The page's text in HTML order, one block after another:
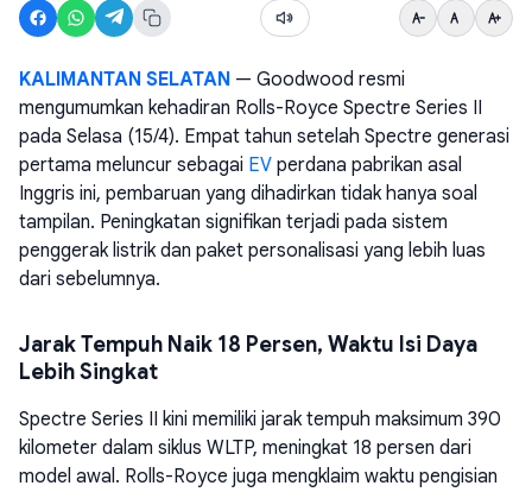
KALIMANTAN SELATAN — Goodwood resmi
mengumumkan kehadiran Rolls-Royce Spectre Series II
pada Selasa (15/4). Empat tahun setelah Spectre generasi
pertama meluncur sebagai EV perdana pabrikan asal
Inggris ini, pembaruan yang dihadirkan tidak hanya soal
tampilan. Peningkatan signifikan terjadi pada sistem
penggerak listrik dan paket personalisasi yang lebih luas
dari sebelumnya.
Jarak Tempuh Naik 18 Persen, Waktu Isi Daya
Lebih Singkat
Spectre Series II kini memiliki jarak tempuh maksimum 390
kilometer dalam siklus WLTP, meningkat 18 persen dari
model awal. Rolls-Royce juga mengklaim waktu pengisian